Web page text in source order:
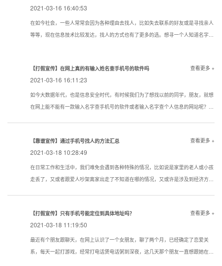
2021-03-16 16:40:53
在如今社会，一些人常常会因为各种理由去找人，比如失去联系的好友或是寻找亲人
等等，现在信息技术比较发达，找人的方式也有了更多的选。想寻一个人知道名字该
【打假宣传】在网上真的有输入姓名查手机号的软件吗
2021-03-16 16:11:23
查看更多 +
如今大数据年代，也是信息安全时代，有时候我们为了想找以前的同学，朋友，就想
在网上能不能有一款输入名字查手机号的软件或者输入名字查个人信息的网站呢？答
【靠谱宣传】通过手机号找人的方法汇总
2021-03-18 10:28:49
查看更多 +
在日常工作和生活中，我们难免会遇到各种特殊的情况，比如说是家里的老人或小孩
走丢了，又或者跟爱人吵架离家出走了不知道在哪的情况，又或许是涉及到经济方面
【打假宣传】只有手机号能定位到具体地址吗？
2021-03-18 11:19:50
查看更多 +
最近有个朋友跟聊天，在网上认识了一个女朋友，聊了两个月，已经确定了恋爱关
系，每天一起打游戏，经常打电话煲电话粥到深夜，这几天那个朋友一直想跟她在现